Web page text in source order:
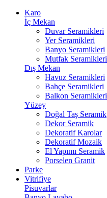
Karo
İç Mekan
Duvar Seramikleri
Yer Seramikleri
Banyo Seramikleri
Mutfak Seramikleri
Dış Mekan
Havuz Seramikleri
Bahçe Seramikleri
Balkon Seramikleri
Yüzey
Doğal Taş Seramik
Dekor Seramik
Dekoratif Karolar
Dekoratif Mozaik
El Yapımı Seramik
Porselen Granit
Parke
Vitrifiye
Pisuvarlar